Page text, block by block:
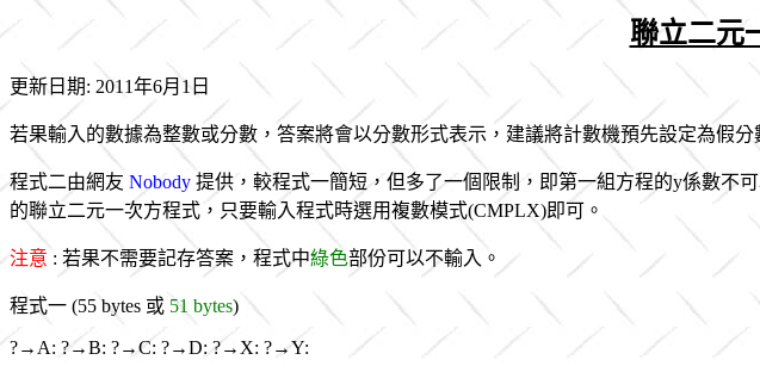
聯立二元
更新日期: 2011年6月1日
若果輸入的數據為整數或分數，答案將會以分數形式表示，建議將計數機預先設定為假分
程式二由網友 Nobody 提供，較程式一簡短，但多了一個限制，即第一組方程的y係數不
的聯立二元一次方程式，只要輸入程式時選用複數模式(CMPLX)即可。
注意 : 若果不需要記存答案，程式中綠色部份可以不輸入。
程式一 (55 bytes 或 51 bytes)
?→A: ?→B: ?→C: ?→D: ?→X: ?→Y: